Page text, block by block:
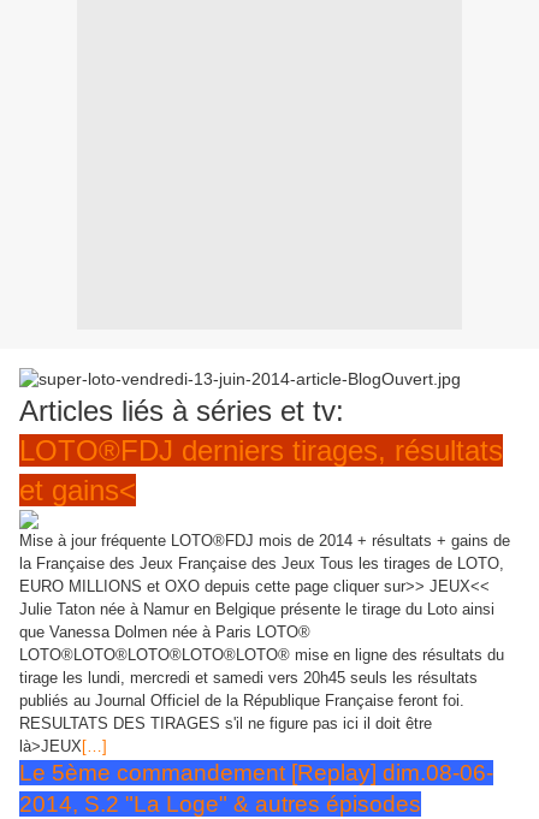
Articles liés à séries et tv:
LOTO®FDJ derniers tirages, résultats
et gains<
Mise à jour fréquente LOTO®FDJ mois de 2014 + résultats + gains de
la Française des Jeux Française des Jeux Tous les tirages de LOTO,
EURO MILLIONS et OXO depuis cette page cliquer sur>> JEUX<<
Julie Taton née à Namur en Belgique présente le tirage du Loto ainsi
que Vanessa Dolmen née à Paris LOTO®
LOTO®LOTO®LOTO®LOTO®LOTO® mise en ligne des résultats du
tirage les lundi, mercredi et samedi vers 20h45 seuls les résultats
publiés au Journal Officiel de la République Française feront foi.
RESULTATS DES TIRAGES s'il ne figure pas ici il doit être
là>JEUX[…]
Le 5ème commandement [Replay] dim.08-06-
2014, S.2 "La Loge" & autres épisodes